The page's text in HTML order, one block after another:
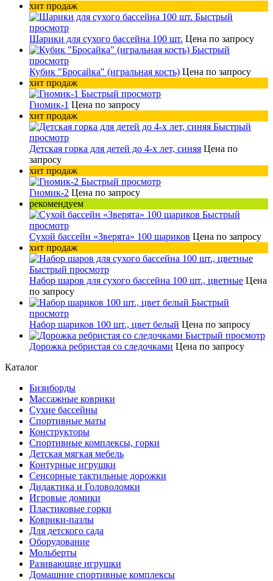
хит продаж
Быстрый
просмотр
Шарики для сухого бассейна 100 шт. Цена по запросу
Быстрый
просмотр
Кубик "Бросайка" (игральная кость) Цена по запросу
хит продаж
Быстрый просмотр
Гномик-1 Цена по запросу
хит продаж
Быстрый
просмотр
Детская горка для детей до 4-х лет, синяя Цена по
запросу
хит продаж
Быстрый просмотр
Гномик-2 Цена по запросу
рекомендуем
Быстрый
просмотр
Сухой бассейн «Зверята» 100 шариков Цена по запросу
хит продаж
Быстрый просмотр
Набор шаров для сухого бассейна 100 шт., цветные Цена
по запросу
Быстрый
просмотр
Набор шариков 100 шт., цвет белый Цена по запросу
Быстрый просмотр
Дорожка ребристая со следочками Цена по запросу
Каталог
Бизиборды
Массажные коврики
Сухие бассейны
Спортивные маты
Конструкторы
Спортивные комплексы, горки
Детская мягкая мебель
Контурные игрушки
Сенсорные тактильные дорожки
Дидактика и Головоломки
Игровые домики
Пластиковые горки
Коврики-пазлы
Для детского сада
Оборудование
Мольберты
Разивающие игрушки
Домашние спортивные комплексы